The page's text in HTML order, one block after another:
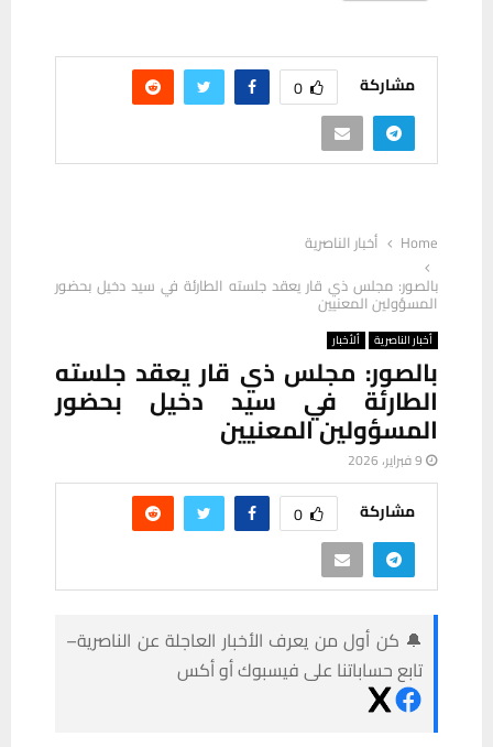
مشاركة 0
Home
أخبار الناصرية
بالصور: مجلس ذي قار يعقد جلسته الطارئة في سيد دخيل بحضور
المسؤولين المعنيين
أخبار الناصرية ألأخبار
بالصور: مجلس ذي قار يعقد جلسته
الطارئة في سيد دخيل بحضور
المسؤولين المعنيين
9 فبراير، 2026
مشاركة 0
🔔 كن أول من يعرف الأخبار العاجلة عن الناصرية–
تابع حساباتنا على فيسبوك أو أكس